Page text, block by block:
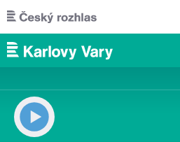
Přejít k hlavnímu obsahu